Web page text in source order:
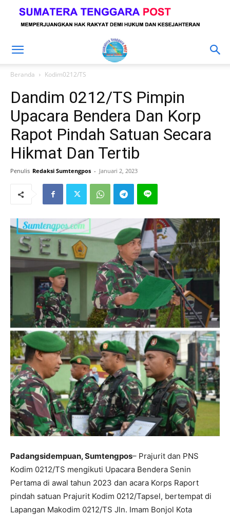
Beranda Kodim0212/TS
Dandim 0212/TS Pimpin
Upacara Bendera Dan Korp
Rapot Pindah Satuan Secara
Hikmat Dan Tertib
Penulis Redaksi Sumtengpos - Januari 2, 2023
Padangsidempuan, Sumtengpos– Prajurit dan PNS
Kodim 0212/TS mengikuti Upacara Bendera Senin
Pertama di awal tahun 2023 dan acara Korps Raport
pindah satuan Prajurit Kodim 0212/Tapsel, bertempat di
Lapangan Makodim 0212/TS Jln. Imam Bonjol Kota